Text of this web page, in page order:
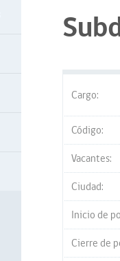
Cargo:
Código:
Vacantes:
Ciudad:
Inicio de
Cierre de